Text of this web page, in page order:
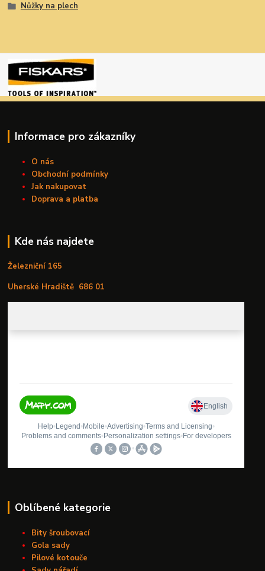
Nůžky na plech
Informace pro zákazníky
O nás
Obchodní podmínky
Jak nakupovat
Doprava a platba
Kde nás najdete
Železniční 165
Uherské Hradiště 686 01
Oblíbené kategorie
Bity šroubovací
Gola sady
Pilové kotouče